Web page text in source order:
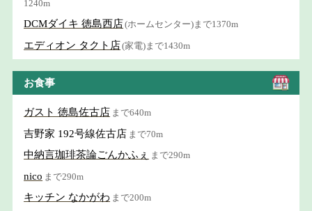
1240m
DCMダイキ 徳島西店(ホームセンター)まで1370m
エディオン タクト店(家電)まで1430m
お食事
ガスト 徳島佐古店 まで640m
吉野家 192号線佐古店 まで70m
中納言珈琲茶論ごんかふぇ まで290m
nico まで290m
キッチン なかがわ まで200m